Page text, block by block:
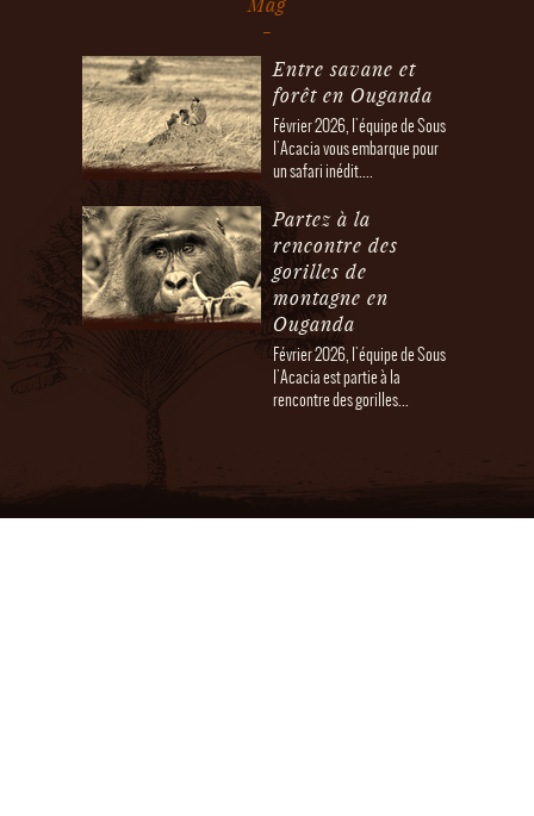
Entre savane et
forêt en Ouganda
Février 2026, l'équipe de Sous
l'Acacia vous embarque pour
un safari inédit....
Partez à la
rencontre des
gorilles de
montagne en
Ouganda
Février 2026, l'équipe de Sous
l'Acacia est partie à la
rencontre des gorilles...